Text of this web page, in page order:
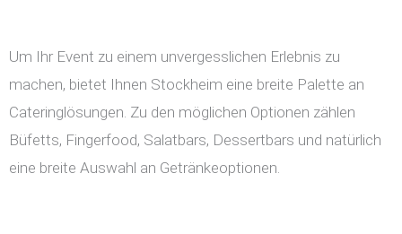
Um Ihr Event zu einem unvergesslichen Erlebnis zu
machen, bietet Ihnen Stockheim eine breite Palette an
Cateringlösungen. Zu den möglichen Optionen zählen
Büfetts, Fingerfood, Salatbars, Dessertbars und natürlich
eine breite Auswahl an Getränkeoptionen.